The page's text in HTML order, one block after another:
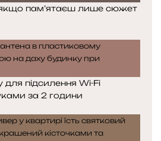
пам’ятаєш лише сюжет
для підсилення Wi-Fi
за 2 години